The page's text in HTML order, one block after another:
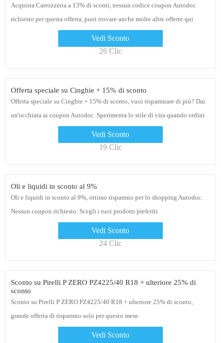
Acquista Carrozzeria a 13% di sconti, nessun codice coupon Autodoc
richiesto per questa offerta, puoi trovare anche molte altre offerte qui
Vedi Sconto
26 Clic
Offerta speciale su Cinghie + 15% di sconto
Offerta speciale su Cinghie + 15% di sconto, vuoi risparmiare di più? Dai
un'occhiata ai coupon Autodoc. Sperimenta lo stile di vita quando ordini
Vedi Sconto
19 Clic
Oli e liquidi in sconto al 9%
Oli e liquidi in sconto al 9%, ottimo risparmio per lo shopping Autodoc.
Nessun coupon richiesto. Scegli i tuoi prodotti preferiti
Vedi Sconto
24 Clic
Sconto su Pirelli P ZERO PZ4225/40 R18 + ulteriore 25% di
sconto
Sconto su Pirelli P ZERO PZ4225/40 R18 + ulteriore 25% di sconto,
grande offerta di risparmio solo per questo mese
Vedi Sconto